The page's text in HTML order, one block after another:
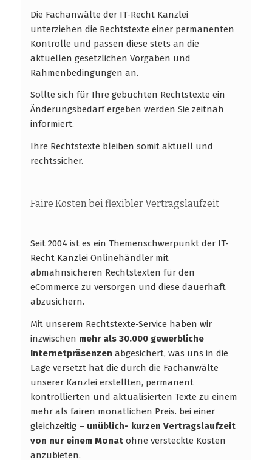
Die Fachanwälte der IT-Recht Kanzlei
unterziehen die Rechtstexte einer permanenten
Kontrolle und passen diese stets an die
aktuellen gesetzlichen Vorgaben und
Rahmenbedingungen an.
Sollte sich für Ihre gebuchten Rechtstexte ein
Änderungsbedarf ergeben werden Sie zeitnah
informiert.
Ihre Rechtstexte bleiben somit aktuell und
rechtssicher.
Faire Kosten bei flexibler Vertragslaufzeit
Seit 2004 ist es ein Themenschwerpunkt der IT-
Recht Kanzlei Onlinehändler mit
abmahnsicheren Rechtstexten für den
eCommerce zu versorgen und diese dauerhaft
abzusichern.
Mit unserem Rechtstexte-Service haben wir
inzwischen mehr als 30.000 gewerbliche
Internetpräsenzen abgesichert, was uns in die
Lage versetzt hat die durch die Fachanwälte
unserer Kanzlei erstellten, permanent
kontrollierten und aktualisierten Texte zu einem
mehr als fairen monatlichen Preis. bei einer
gleichzeitig – unüblich- kurzen Vertragslaufzeit
von nur einem Monat ohne versteckte Kosten
anzubieten.